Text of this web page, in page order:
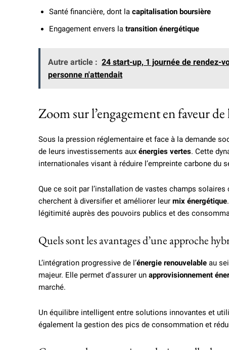
Santé financière, dont la capitalisation boursière
Engagement envers la transition énergétique
Autre article : 24 start-up, 1 journée de rendez-
personne n'attendait
Zoom sur l’engagement en faveur
Sous la pression réglementaire et face à la demande
de leurs investissements aux énergies vertes. Cette
internationales visant à réduire l’empreinte carbone du
Que ce soit par l’installation de vastes champs
cherchent à diversifier et améliorer leur mix énergétique
légitimité auprès des pouvoirs publics et des
Quels sont les avantages d’une approche
L’intégration progressive de l’énergie renouvelable au
majeur. Elle permet d’assurer un approvisionnement
marché.
Un équilibre intelligent entre solutions innovantes et
également la gestion des pics de consommation et